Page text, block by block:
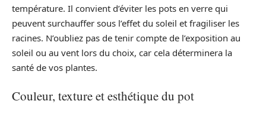
température. Il convient d’éviter les pots en verre qui
peuvent surchauffer sous l’effet du soleil et fragiliser les
racines. N’oubliez pas de tenir compte de l’exposition au
soleil ou au vent lors du choix, car cela déterminera la
santé de vos plantes.
Couleur, texture et esthétique du pot